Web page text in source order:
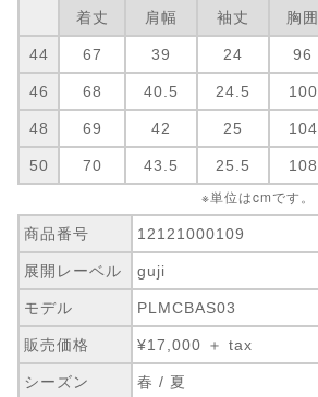
着丈 肩幅 袖丈 胸囲
44 67 39 24 96
46 68 40.5 24.5 100
48 69 42 25 104
50 70 43.5 25.5 108
※単位はcmです
商品番号 12121000109
展開レーベル guji
モデル PLMCBAS03
販売価格 ¥17,000 ＋ tax
シーズン 春 / 夏